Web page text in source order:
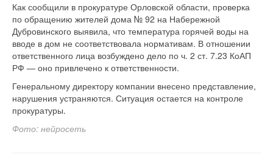
Как сообщили в прокуратуре Орловской области, проверка
по обращению жителей дома № 92 на Набережной
Дубровинского выявила, что температура горячей воды на
вводе в дом не соответствовала нормативам. В отношении
ответственного лица возбуждено дело по ч. 2 ст. 7.23 КоАП
РФ — оно привлечено к ответственности.
Генеральному директору компании внесено представление,
нарушения устраняются. Ситуация остается на контроле
прокуратуры.
Фото: нейросеть